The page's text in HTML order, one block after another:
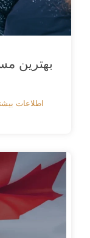
بهترین
اطلاعات